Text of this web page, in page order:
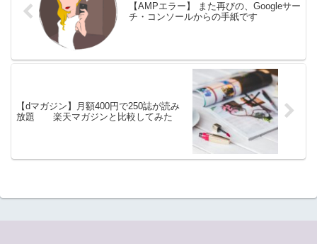
【AMPエラー】 また再びの、Googleサー
チ・コンソールからの手紙です
【dマガジン】月額400円で250誌が読み
放題 楽天マガジンと比較してみた